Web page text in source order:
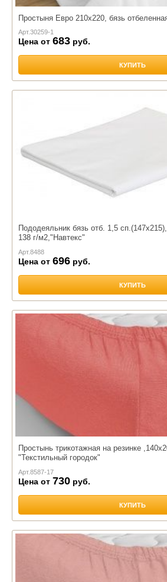
Простыня Евро 210х220, бязь
Арт.30259-1
Цена от 683 руб.
КУПИТЬ
Пододеяльник бязь отб. 1,5
138 г/м2,"Навтекс"
Арт.8488
Цена от 696 руб.
КУПИТЬ
Простынь трикотажная на резинке
"Текстильный городок"
Арт.8587-17
Цена от 730 руб.
КУПИТЬ